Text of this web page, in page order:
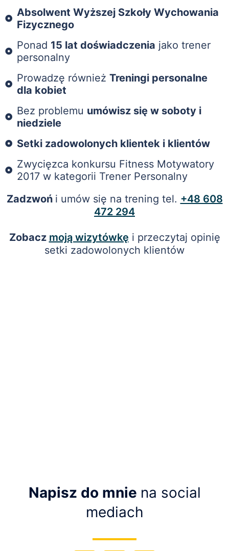
Absolwent Wyższej Szkoły Wychowania
Fizycznego
Ponad 15 lat doświadczenia jako trener
personalny
Prowadzę również Treningi personalne
dla kobiet
Bez problemu umówisz się w soboty i
niedziele
Setki zadowolonych klientek i klientów
Zwycięzca konkursu Fitness Motywatory
2017 w kategorii Trener Personalny
Zadzwoń i umów się na trening tel. +48 608
472 294
Zobacz moją wizytówkę i przeczytaj opinię
setki zadowolonych klientów
Napisz do mnie na social
mediach